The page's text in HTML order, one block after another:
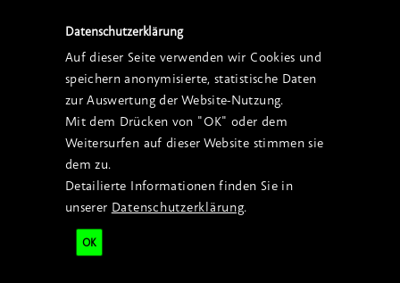
Datenschutzerklärung
Auf dieser Seite verwenden wir Cookies und
speichern anonymisierte, statistische Daten
zur Auswertung der Website-Nutzung.
Mit dem Drücken von "OK" oder dem
Weitersurfen auf dieser Website stimmen sie
dem zu.
Detailierte Informationen finden Sie in
unserer Datenschutzerklärung.
OK